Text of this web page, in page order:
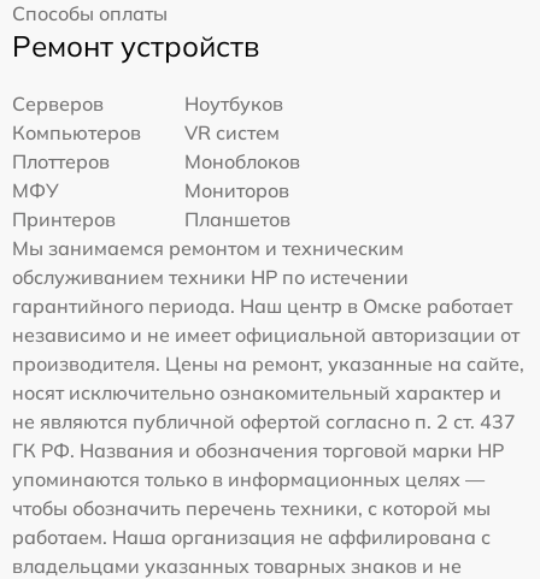
Способы оплаты
Ремонт устройств
Серверов
Ноутбуков
Компьютеров
VR систем
Плоттеров
Моноблоков
МФУ
Мониторов
Принтеров
Планшетов
Мы занимаемся ремонтом и техническим
обслуживанием техники HP по истечении
гарантийного периода. Наш центр в Омске работает
независимо и не имеет официальной авторизации от
производителя. Цены на ремонт, указанные на сайте,
носят исключительно ознакомительный характер и
не являются публичной офертой согласно п. 2 ст. 437
ГК РФ. Названия и обозначения торговой марки HP
упоминаются только в информационных целях —
чтобы обозначить перечень техники, с которой мы
работаем. Наша организация не аффилирована с
владельцами указанных товарных знаков и не